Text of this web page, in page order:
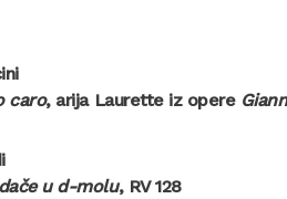
caro, arija Laurette iz opere
u d-molu, RV 128